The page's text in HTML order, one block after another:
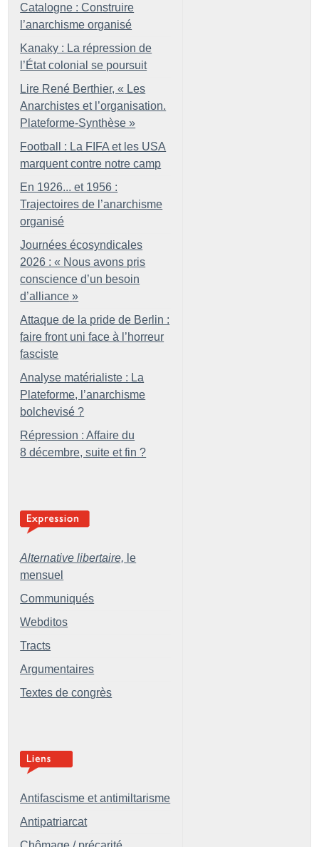
Catalogne : Construire
l’anarchisme organisé
Kanaky : La répression de
l’État colonial se poursuit
Lire René Berthier, « Les
Anarchistes et l’organisation.
Plateforme-Synthèse »
Football : La FIFA et les USA
marquent contre notre camp
En 1926... et 1956 :
Trajectoires de l’anarchisme
organisé
Journées écosyndicales
2026 : « Nous avons pris
conscience d’un besoin
d’alliance »
Attaque de la pride de Berlin :
faire front uni face à l’horreur
fasciste
Analyse matérialiste : La
Plateforme, l’anarchisme
bolchevisé ?
Répression : Affaire du
8 décembre, suite et fin ?
Alternative libertaire, le
mensuel
Communiqués
Webditos
Tracts
Argumentaires
Textes de congrès
Antifascisme et antimiltarisme
Antipatriarcat